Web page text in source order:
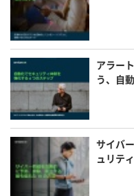
アラー
う、自
サイバ
ュリテ